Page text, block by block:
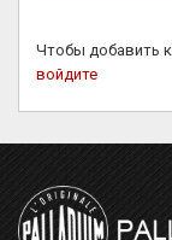
Чтобы добавить
войдите